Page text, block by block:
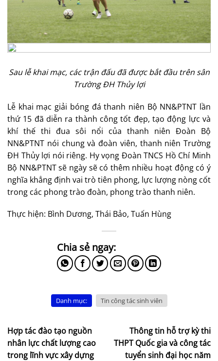
Sau lễ khai mạc, các trận đấu đã được bắt đầu trên sân
Trường ĐH Thủy lợi
Lễ khai mạc giải bóng đá thanh niên Bộ NN&PTNT lần
thứ 15 đã diễn ra thành công tốt đẹp, tạo động lực và
khí thế thi đua sôi nổi của thanh niên Đoàn Bộ
NN&PTNT nói chung và đoàn viên, thanh niên Trường
ĐH Thủy lợi nói riêng. Hy vọng Đoàn TNCS Hồ Chí Minh
Bộ NN&PTNT sẽ ngày sẽ có thêm nhiều hoạt động có ý
nghĩa khẳng định vai trò tiên phong, lực lượng nòng cốt
trong các phong trào đoàn, phong trào thanh niên.
Thực hiện: Bình Dương, Thái Bảo, Tuấn Hùng
Danh mục: Tin công tác sinh viên
Hợp tác đào tạo nguồn
nhân lực chất lượng cao
trong lĩnh vực xây dựng
Thông tin hỗ trợ kỳ thi
THPT Quốc gia và công tác
tuyển sinh đại học năm